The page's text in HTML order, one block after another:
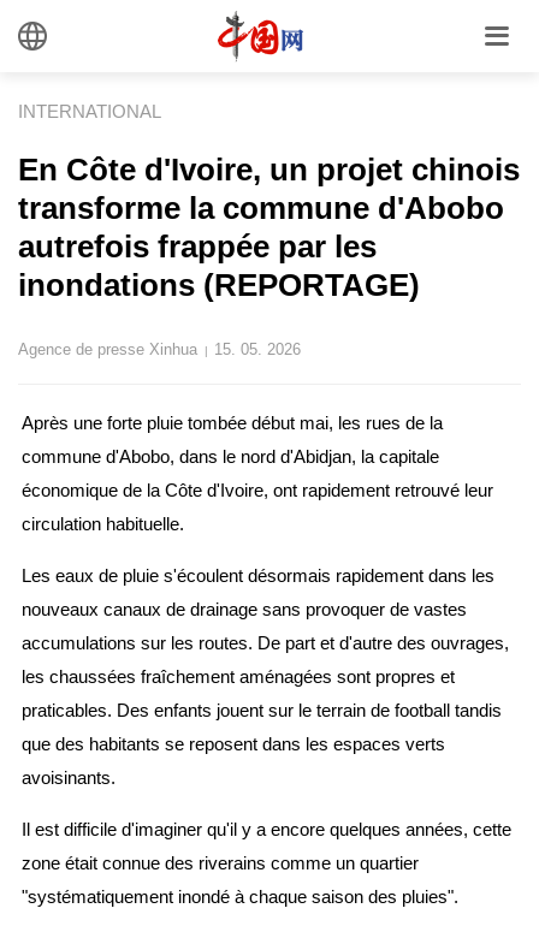
INTERNATIONAL
En Côte d'Ivoire, un projet chinois
transforme la commune d'Abobo
autrefois frappée par les
inondations (REPORTAGE)
Agence de presse Xinhua | 15. 05. 2026
Après une forte pluie tombée début mai, les rues de la
commune d'Abobo, dans le nord d'Abidjan, la capitale
économique de la Côte d'Ivoire, ont rapidement retrouvé leur
circulation habituelle.
Les eaux de pluie s'écoulent désormais rapidement dans les
nouveaux canaux de drainage sans provoquer de vastes
accumulations sur les routes. De part et d'autre des ouvrages,
les chaussées fraîchement aménagées sont propres et
praticables. Des enfants jouent sur le terrain de football tandis
que des habitants se reposent dans les espaces verts
avoisinants.
Il est difficile d'imaginer qu'il y a encore quelques années, cette
zone était connue des riverains comme un quartier
"systématiquement inondé à chaque saison des pluies".